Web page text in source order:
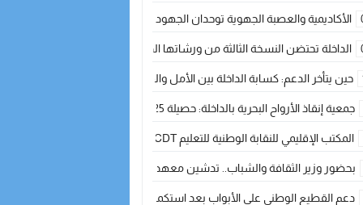
الأكاديمية والعصبة الجهوية توحدان الجهود لتطوير الممارسة الكروية بجهة
الداخلة تحتضن النسخة الثالثة من ورشاتها الدولية: تكوين متخصص في التراث
حين يتأخر الدعم: كسابة الداخلة بين الأمل والقلق ؟
جمعية إنقاذ الأرواح البحرية بالداخلة: حصيلة 2025 بين مهام الإنقاذ ومشروع “دار البحار”
المكتب الإقليمي للنقابة الوطنية للتعليم CDT يجتمع مع المدير الإقليمي لمناقشة ملفات جوهرية لنساء ورجال التعليم
بحضور وزير الثقافة والشباب.. تدشين معهد الموسيقى والفنون الكوريغرافية بالداخلة
دعم القطيع الوطني على الأبواب بعد استكمال الترقيم… الفلاحة المغربية